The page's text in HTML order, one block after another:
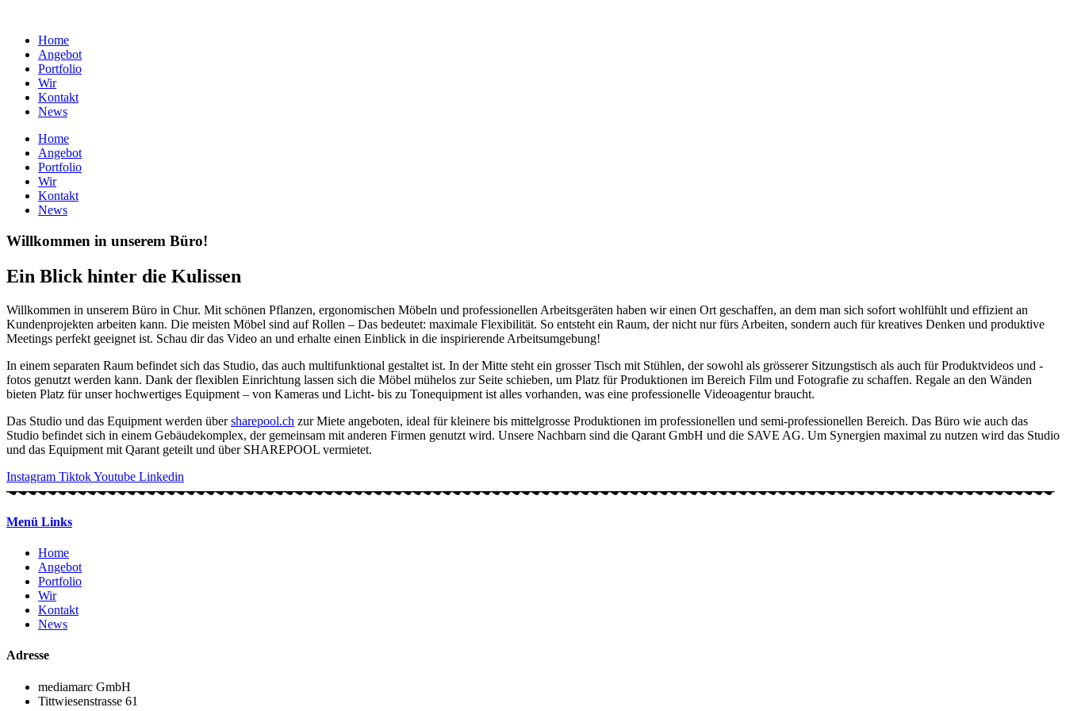
Home
Angebot
Portfolio
Wir
Kontakt
News
Home
Angebot
Portfolio
Wir
Kontakt
News
Willkommen in unserem Büro!
Ein Blick hinter die Kulissen
Willkommen in unserem Büro in Chur. Mit schönen Pflanzen, ergonomischen Möbeln und professionellen Arbeitsgeräten haben wir einen Ort geschaffen, an dem man sich sofort wohlfühlt und effizient an
Kundenprojekten arbeiten kann. Die meisten Möbel sind auf Rollen – Das bedeutet: maximale Flexibilität. So entsteht ein Raum, der nicht nur fürs Arbeiten, sondern auch für kreatives Denken und produktive
Meetings perfekt geeignet ist. Schau dir das Video an und erhalte einen Einblick in die inspirierende Arbeitsumgebung!
In einem separaten Raum befindet sich das Studio, das auch multifunktional gestaltet ist. In der Mitte steht ein grosser Tisch mit Stühlen, der sowohl als grösserer Sitzungstisch als auch für Produktvideos und -
fotos genutzt werden kann. Dank der flexiblen Einrichtung lassen sich die Möbel mühelos zur Seite schieben, um Platz für Produktionen im Bereich Film und Fotografie zu schaffen. Regale an den Wänden
bieten Platz für unser hochwertiges Equipment – von Kameras und Licht- bis zu Tonequipment ist alles vorhanden, was eine professionelle Videoagentur braucht.
Das Studio und das Equipment werden übersharepool.ch zur Miete angeboten, ideal für kleinere bis mittelgrosse Produktionen im professionellen und semi-professionellen Bereich. Das Büro wie auch das
Studio befindet sich in einem Gebäudekomplex, der gemeinsam mit anderen Firmen genutzt wird. Unsere Nachbarn sind die Qarant GmbH und die SAVE AG. Um Synergien maximal zu nutzen wird das Studio
und das Equipment mit Qarant geteilt und über SHAREPOOL vermietet.
Instagram TiktokYoutube Linkedin
Menü Links
Home
Angebot
Portfolio
Wir
Kontakt
News
Adresse
mediamarc GmbH
Tittwiesenstrasse 61